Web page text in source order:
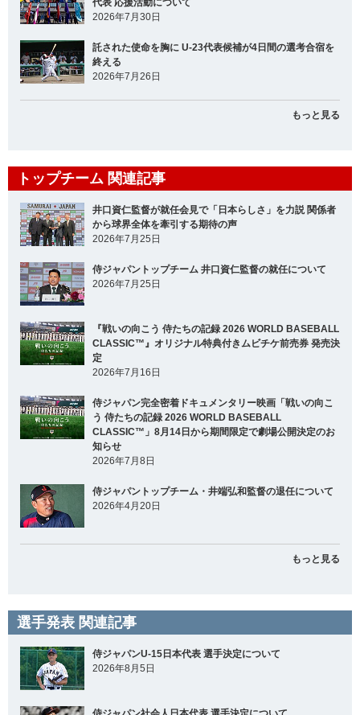
代表 応援活動について
2026年7月30日
託された使命を胸に U-23代表候補が4日間の選考合宿を
終える
2026年7月26日
もっと見る
トップチーム 関連記事
井口資仁監督が就任会見で「日本らしさ」を力説 関係者
から球界全体を牽引する期待の声
2026年7月25日
侍ジャパントップチーム 井口資仁監督の就任について
2026年7月25日
『戦いの向こう 侍たちの記録 2026 WORLD BASEBALL
CLASSIC™』オリジナル特典付きムビチケ前売券 発売決
定
2026年7月16日
侍ジャパン完全密着ドキュメンタリー映画「戦いの向こ
う 侍たちの記録 2026 WORLD BASEBALL
CLASSIC™」8月14日から期間限定で劇場公開決定のお
知らせ
2026年7月8日
侍ジャパントップチーム・井端弘和監督の退任について
2026年4月20日
もっと見る
選手発表 関連記事
侍ジャパンU-15日本代表 選手決定について
2026年8月5日